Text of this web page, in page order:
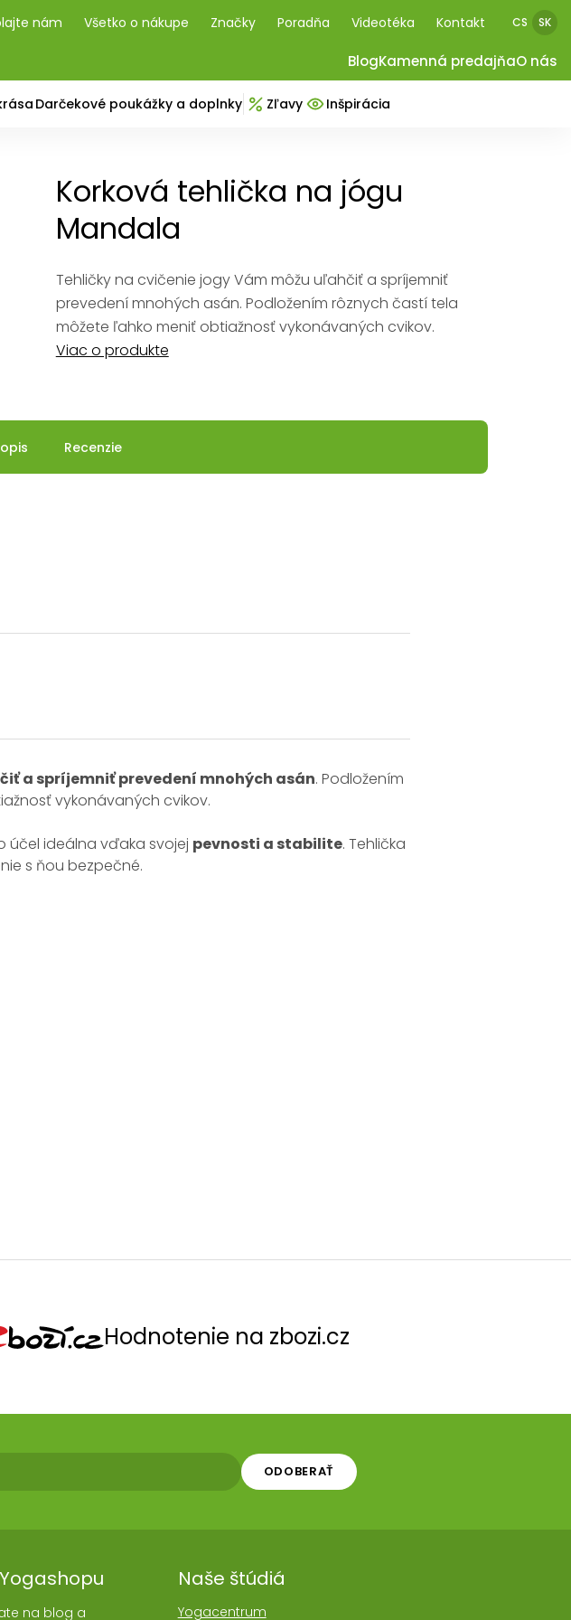
nám Všetko o nákupe Značky Poradňa Videotéka Kontakt CS SK
BlogKamenná predajňaO nás
Darčekové poukážky a doplnky Zľavy Inšpirácia
Korková tehlička na jógu
Mandala
Tehličky na cvičenie jogy Vám môžu uľahčiť a spríjemniť
prevedení mnohých asán. Podložením rôznych častí tela
môžete ľahko meniť obtiažnosť vykonávaných cvikov.
Viac o produkte
Recenzie
a spríjemniť prevedení mnohých asán. Podložením
vykonávaných cvikov.
účel ideálna vďaka svojej pevnosti a stabilite. Tehlička
s ňou bezpečné.
Hodnotenie na zbozi.cz
ODOBERAŤ
na blog a
Naše štúdiá
Yogacentrum